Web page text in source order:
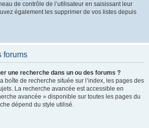
de contrôle de l’utilisateur en saisissant leur
également les supprimer de vos listes depuis
forums
une recherche dans un ou des forums ?
boîte de recherche située sur l’index, les pages des
La recherche avancée est accessible en
avancée » disponible sur toutes les pages du
dépend du style utilisé.